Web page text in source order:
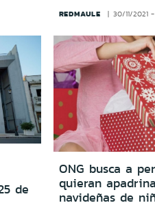
REDMAULE 30/11/2021
de
ONG busca a
quieran
navideñas de